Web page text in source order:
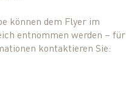
können dem Flyer im
entnommen werden – für
kontaktieren Sie: